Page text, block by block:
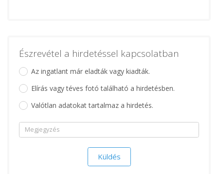
Észrevétel a hirdetéssel kapcsolatban
Az ingatlant már eladták vagy kiadták.
Elírás vagy téves fotó található a hirdetésben.
Valótlan adatokat tartalmaz a hirdetés.